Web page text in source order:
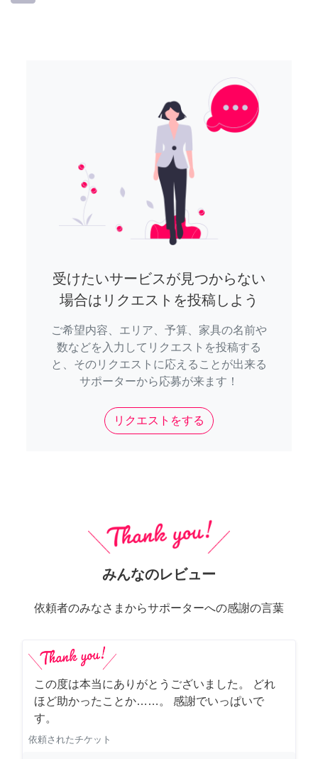
受けたいサービスが見つからない
場合はリクエストを投稿しよう
ご希望内容、エリア、予算、家具の名前や
数などを入力してリクエストを投稿する
と、そのリクエストに応えることが出来る
サポーターから応募が来ます！
リクエストをする
みんなのレビュー
依頼者のみなさまからサポーターへの感謝の言葉
この度は本当にありがとうございました。 どれ
ほど助かったことか……。 感謝でいっぱいで
す。
依頼されたチケット